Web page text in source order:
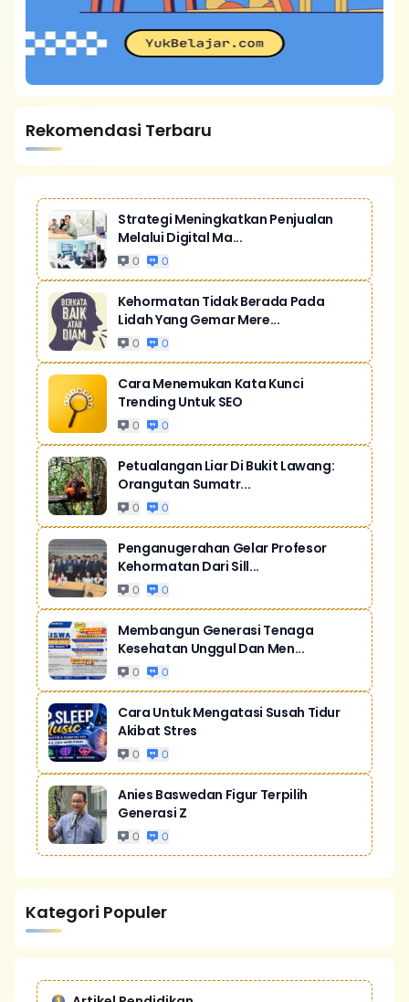
Rekomendasi Terbaru
Strategi Meningkatkan Penjualan
Melalui Digital Ma...
0 0
Kehormatan Tidak Berada Pada
Lidah Yang Gemar Mere...
0 0
Cara Menemukan Kata Kunci
Trending Untuk SEO
0 0
Petualangan Liar Di Bukit Lawang:
Orangutan Sumatr...
0 0
Penganugerahan Gelar Profesor
Kehormatan Dari Sill...
0 0
Membangun Generasi Tenaga
Kesehatan Unggul Dan Men...
0 0
Cara Untuk Mengatasi Susah Tidur
Akibat Stres
0 0
Anies Baswedan Figur Terpilih
Generasi Z
0 0
Kategori Populer